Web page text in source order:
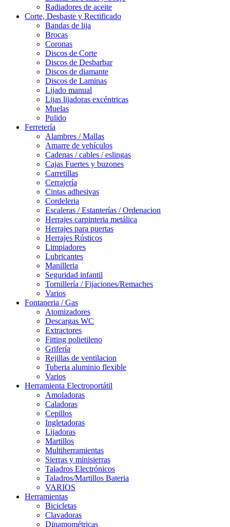
Radiadores de aceite
Corte, Desbaste y Rectificado
Bandas de lija
Brocas
Coronas
Discos de Corte
Discos de Desbarbar
Discos de diamante
Discos de Laminas
Lijado manual
Lijas lijadoras excéntricas
Muelas
Pulido
Ferretería
Alambres / Mallas
Amarre de vehículos
Cadenas / cables / eslingas
Cajas Fuertes y buzones
Carretillas
Cerrajería
Cintas adhesivas
Cordeleria
Escaleras / Estanterías / Ordenacion
Herrajes carpinteria metálica
Herrajes para puertas
Herrajes Rústicos
Limpiadores
Lubricantes
Manilleria
Seguridad infantil
Tornillería / Fijaciones/Remaches
Varios
Fontaneria / Gas
Atomizadores
Descargas WC
Extractores
Fitting polietileno
Grifería
Rejillas de ventilacion
Tuberia aluminio flexible
Varios
Herramienta Electroportátil
Amoladoras
Caladoras
Cepillos
Ingletadoras
Lijadoras
Martillos
Multiherramientas
Sierras y minisierras
Taladros Electrónicos
Taladros/Martillos Bateria
VARIOS
Herramientas
Bicicletas
Clavadoras
Dinamométricas